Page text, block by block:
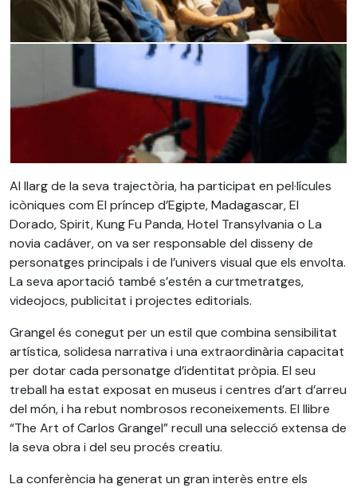
Al llarg de la seva trajectòria, ha participat en pel·lícules
icòniques com El príncep d’Egipte, Madagascar, El
Dorado, Spirit, Kung Fu Panda, Hotel Transylvania o La
novia cadáver, on va ser responsable del disseny de
personatges principals i de l’univers visual que els envolta.
La seva aportació també s’estén a curtmetratges,
videojocs, publicitat i projectes editorials.
Grangel és conegut per un estil que combina sensibilitat
artística, solidesa narrativa i una extraordinària capacitat
per dotar cada personatge d’identitat pròpia. El seu
treball ha estat exposat en museus i centres d’art d’arreu
del món, i ha rebut nombrosos reconeixements. El llibre
“The Art of Carlos Grangel” recull una selecció extensa de
la seva obra i del seu procés creatiu.
La conferència ha generat un gran interès entre els